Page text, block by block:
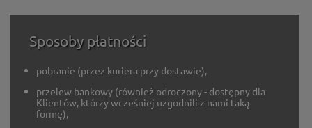
Sposoby płatności
pobranie (przez kuriera przy dostawie),
przelew bankowy (również odroczony - dostępny dla
Klientów, którzy wcześniej uzgodnili z nami taką
formę),